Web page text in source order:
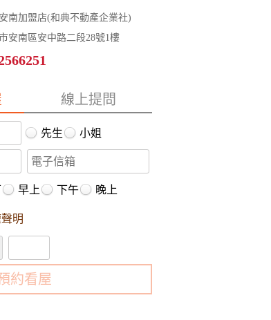
南加盟店(和典不動產企業社)
安南區安中路二段28號1樓
線上提問
先生 小姐
早上 下午 晚上
明
約看屋